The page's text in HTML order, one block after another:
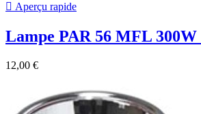
 Aperçu rapide
Lampe PAR 56 MFL 300W
12,00 €